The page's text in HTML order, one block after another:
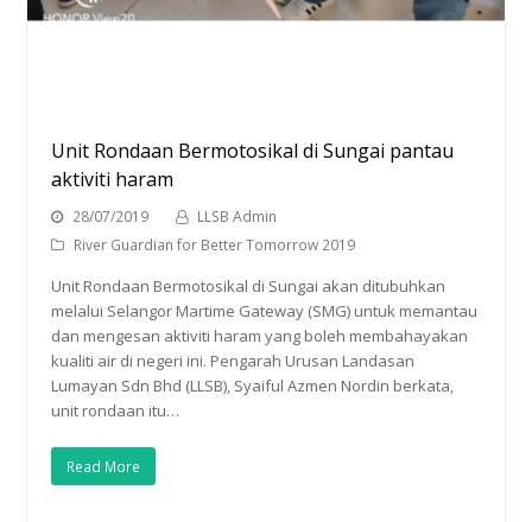
Unit Rondaan Bermotosikal di Sungai pantau
aktiviti haram
28/07/2019
LLSB Admin
River Guardian for Better Tomorrow 2019
Unit Rondaan Bermotosikal di Sungai akan ditubuhkan
melalui Selangor Martime Gateway (SMG) untuk memantau
dan mengesan aktiviti haram yang boleh membahayakan
kualiti air di negeri ini. Pengarah Urusan Landasan
Lumayan Sdn Bhd (LLSB), Syaiful Azmen Nordin berkata,
unit rondaan itu…
Read More